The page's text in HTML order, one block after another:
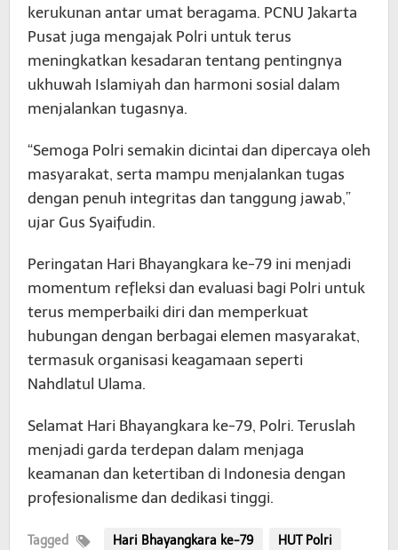
kerukunan antar umat beragama. PCNU Jakarta
Pusat juga mengajak Polri untuk terus
meningkatkan kesadaran tentang pentingnya
ukhuwah Islamiyah dan harmoni sosial dalam
menjalankan tugasnya.
“Semoga Polri semakin dicintai dan dipercaya oleh
masyarakat, serta mampu menjalankan tugas
dengan penuh integritas dan tanggung jawab,”
ujar Gus Syaifudin.
Peringatan Hari Bhayangkara ke-79 ini menjadi
momentum refleksi dan evaluasi bagi Polri untuk
terus memperbaiki diri dan memperkuat
hubungan dengan berbagai elemen masyarakat,
termasuk organisasi keagamaan seperti
Nahdlatul Ulama.
Selamat Hari Bhayangkara ke-79, Polri. Teruslah
menjadi garda terdepan dalam menjaga
keamanan dan ketertiban di Indonesia dengan
profesionalisme dan dedikasi tinggi.
Tagged Hari Bhayangkara ke-79
HUT Polri